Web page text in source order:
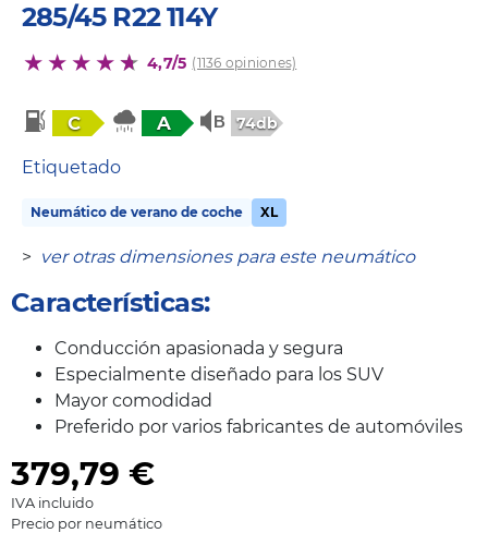
285/45 R22 114Y
4,7/5 (1136 opiniones)
C A 74db
Etiquetado
Neumático de verano de coche XL
> ver otras dimensiones para este neumático
Características:
Conducción apasionada y segura
Especialmente diseñado para los SUV
Mayor comodidad
Preferido por varios fabricantes de automóviles
379,79 €
IVA incluido
Precio por neumático